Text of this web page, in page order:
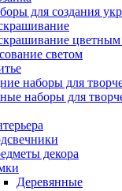
для создания
цветным
светом
наборы для
наборы для
декора
Деревянные